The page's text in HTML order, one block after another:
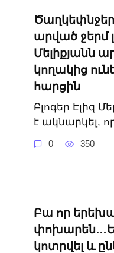
արված ջերմ
Մելիքյանն
կողակից
հարցին
Բլոգեր Էլիզ
է ակնարկել,
0 350
Բա որ երեխա
կոտրվել և